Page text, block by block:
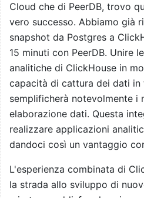
Cloud che di PeerDB, trovo
vero successo. Abbiamo già
snapshot da Postgres a
15 minuti con PeerDB. Unire
analitiche di ClickHouse in
capacità di cattura dei dati in
semplificherà notevolmente i
elaborazione dati. Questa
realizzare applicazioni
dandoci così un vantaggio
L'esperienza combinata di
la strada allo sviluppo di